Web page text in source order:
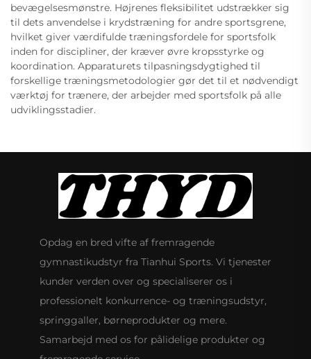
bevægelsesmønstre. Højrenes fleksibilitet udstrækker sig
til dets anvendelse i krydstræning for andre sportsgrene,
hvilket giver værdifulde træningsfordele for sportsfolk
inden for discipliner, der kræver øvre kropsstyrke og
koordination. Apparaturets tilpasningsdygtighed til
forskellige træningsmetodologier gør det til et nødvendigt
værktøj for trænere, der arbejder med sportsfolk på alle
udviklingsstadier.
Opdag en bred vifte af fremragende
gymnastikudstyr fra Tianhui Sports. Vi tjenester
kunder verden over og specialiserer os i
professionelt konkurrence- og træningsudstyr,
springgaller, børneprodukter og mere.
Samarbejd med os for pålidelige produkter og